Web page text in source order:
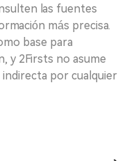
las fuentes
más precisa.
base para
y 2Firsts no asume
por cualquier